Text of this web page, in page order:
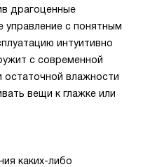
драгоценные
с понятным
интуитивно
с современной
остаточной влажности
вещи к глажке или
каких-либо